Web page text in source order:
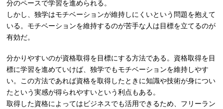
分のペースで学習を進められる。
しかし、独学はモチベーションが維持しにくいという問題を抱えて
いる。モチベーションを維持するのが苦手な人は目標を立てるのが
有効だ。
分かりやすいのが資格取得を目標にする方法である。資格取得を目
標に学習を進めていけば、独学でもモチベーションを維持しやす
い。この方法であれば資格を取得したときに知識や技術が身につい
たという実感が得られやすいという利点もある。
取得した資格によってはビジネスでも活用できるため、フリーラン